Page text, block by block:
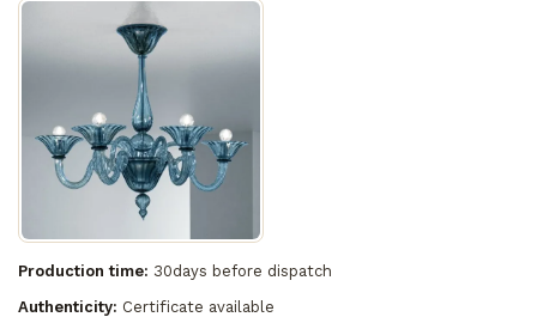
Production time: 30days before dispatch
Authenticity: Certificate available